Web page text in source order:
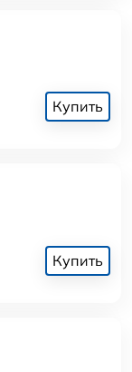
Купить
Купить